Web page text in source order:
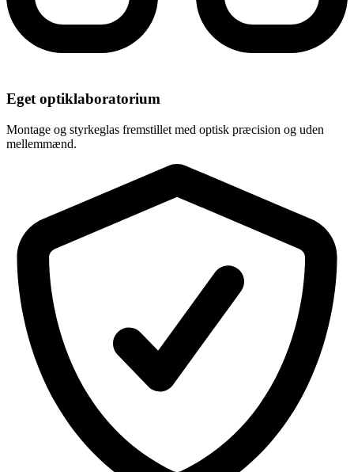
Eget optiklaboratorium
Montage og styrkeglas fremstillet med optisk præcision og uden
mellemmænd.